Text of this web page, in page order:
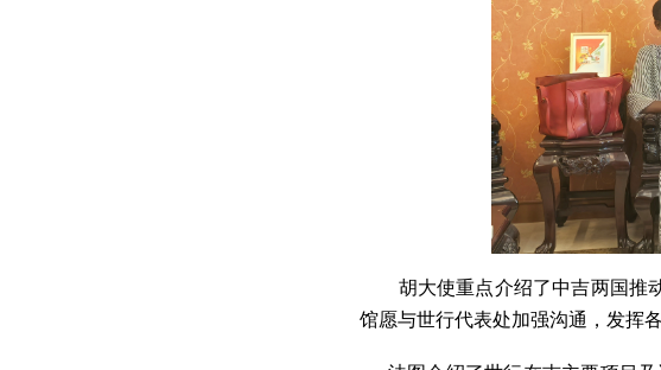
胡大使重点介绍了中吉两国推
馆愿与世行代表处加强沟通，发挥